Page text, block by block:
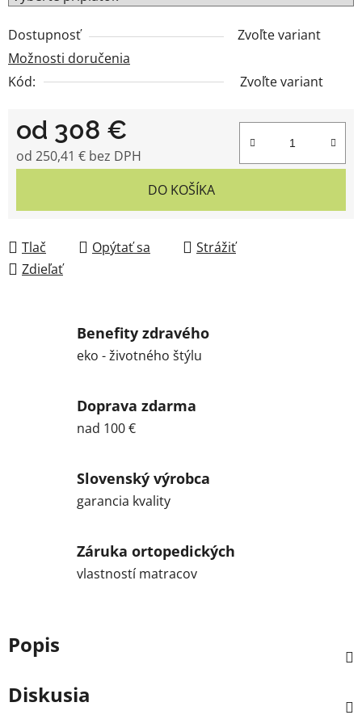
Dostupnosť
Zvoľte variant
Možnosti doručenia
Kód:
Zvoľte variant
od 308 €
od 250,41 € bez DPH
DO KOŠÍKA
Tlač Opýtať sa
Strážiť
Zdieľať
Benefity zdravého
eko - životného štýlu
Doprava zdarma
nad 100 €
Slovenský výrobca
garancia kvality
Záruka ortopedických
vlastností matracov
Popis
Diskusia